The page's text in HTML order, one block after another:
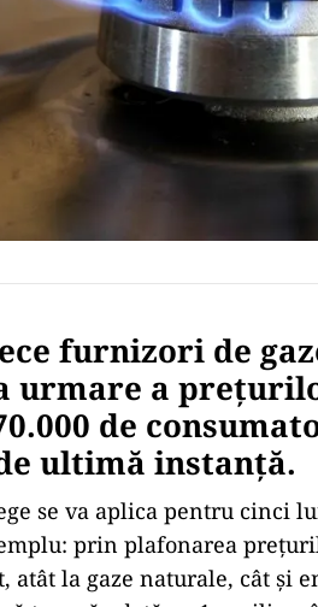
furnizori de
urmare a
de
ultimă instanţă.
se va aplica pentru cinci
prin plafonarea
atât la gaze naturale, cât şi